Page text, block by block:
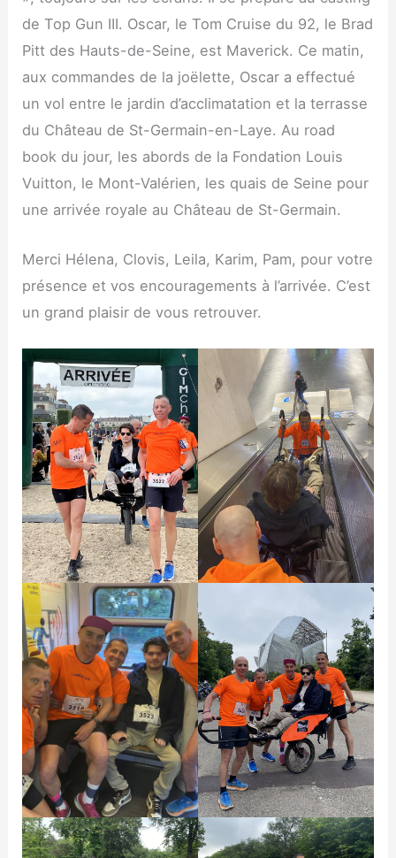
de Top Gun III. Oscar, le Tom Cruise du 92, le Brad
Pitt des Hauts-de-Seine, est Mave­rick. Ce matin,
aux com­mandes de la joë­lette, Oscar a effec­tué
un vol entre le jar­din d’acclimatation et la ter­rasse
du Châ­teau de St-Ger­main-en-Laye. Au road
book du jour, les abords de la Fon­da­tion Louis
Vuit­ton, le Mont-Valé­rien, les quais de Seine pour
une arri­vée royale au Châ­teau de St-Germain.
Mer­ci Héle­na, Clo­vis, Lei­la, Karim, Pam, pour votre
pré­sence et vos encou­ra­ge­ments à l’arrivée. C’est
un grand plai­sir de vous retrouver.